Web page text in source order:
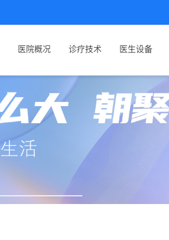
医院概况 诊疗技术 医生设备